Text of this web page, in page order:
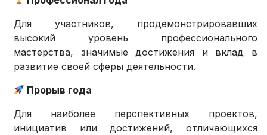
Для участников, продемонстрировавших
высокий уровень профессионального
мастерства, значимые достижения и вклад в
развитие своей сферы деятельности.
Прорыв года
Для наиболее перспективных проектов,
инициатив или достижений, отличающихся